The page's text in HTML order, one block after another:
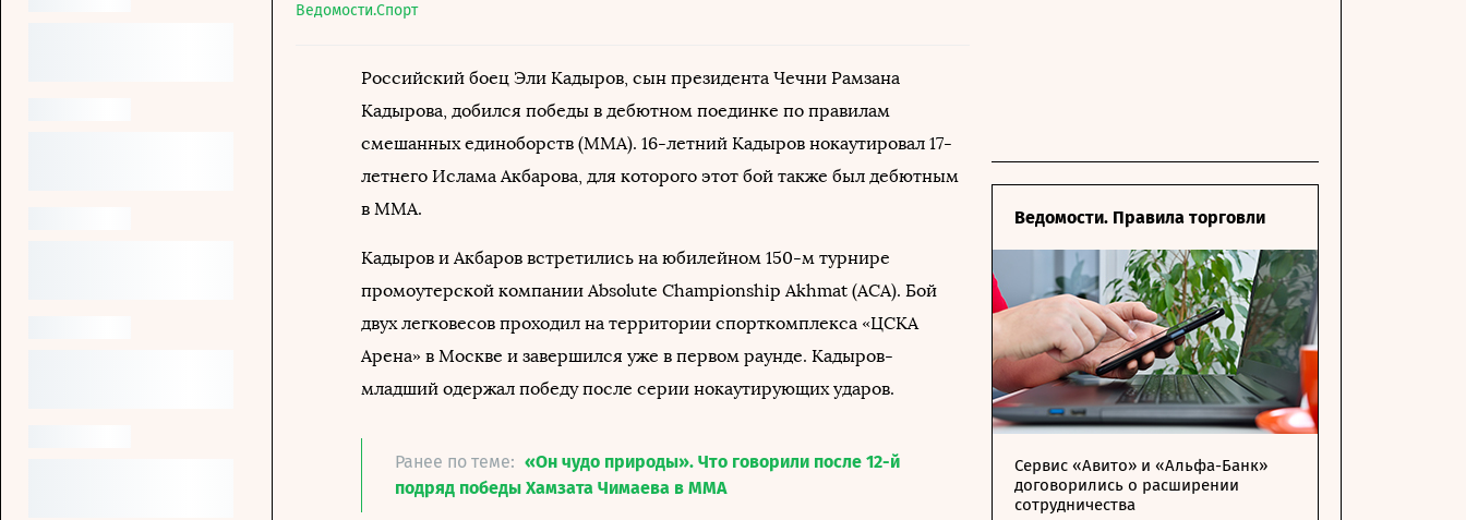
Ведомости.Спорт
Российский боец Эли Кадыров, сын президента Чечни Рамзана
Кадырова, добился победы в дебютном поединке по правилам
смешанных единоборств (MMA). 16-летний Кадыров нокаутировал 17-
летнего Ислама Акбарова, для которого этот бой также был дебютным
в MMA.
Кадыров и Акбаров встретились на юбилейном 150-м турнире
промоутерской компании Absolute Championship Akhmat (ACA). Бой
двух легковесов проходил на территории спорткомплекса «ЦСКА
Арена» в Москве и завершился уже в первом раунде. Кадыров-
младший одержал победу после серии нокаутирующих ударов.
Ранее по теме: «Он чудо природы». Что говорили после 12-й
подряд победы Хамзата Чимаева в ММА
Ведомости. Правила торговли
Сервис «Авито» и «Альфа-Банк»
договорились о расширении
сотрудничества